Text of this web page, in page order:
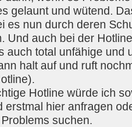
gelaunt und wütend.
es nun durch deren
Und auch bei der
auch total unfähige und
halt auf und ruft
Hotline würde ich
erstmal hier anfragen
suchen.